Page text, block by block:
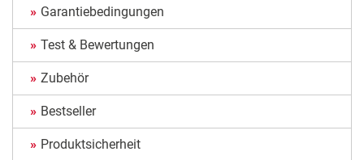
Garantiebedingungen
Test & Bewertungen
Zubehör
Bestseller
Produktsicherheit